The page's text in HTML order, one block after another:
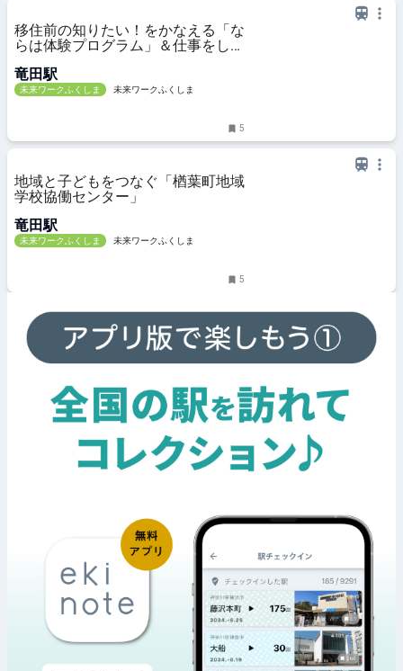
移住前の知りたい！をかなえる「な
らは体験プログラム」＆仕事をしな
し就労体験」
竜田駅
未来ワークふくしま 未来ワークふくしま
5
地域と子どもをつなぐ「楢葉町地域
学校協働センター」
竜田駅
未来ワークふくしま 未来ワークふくしま
5